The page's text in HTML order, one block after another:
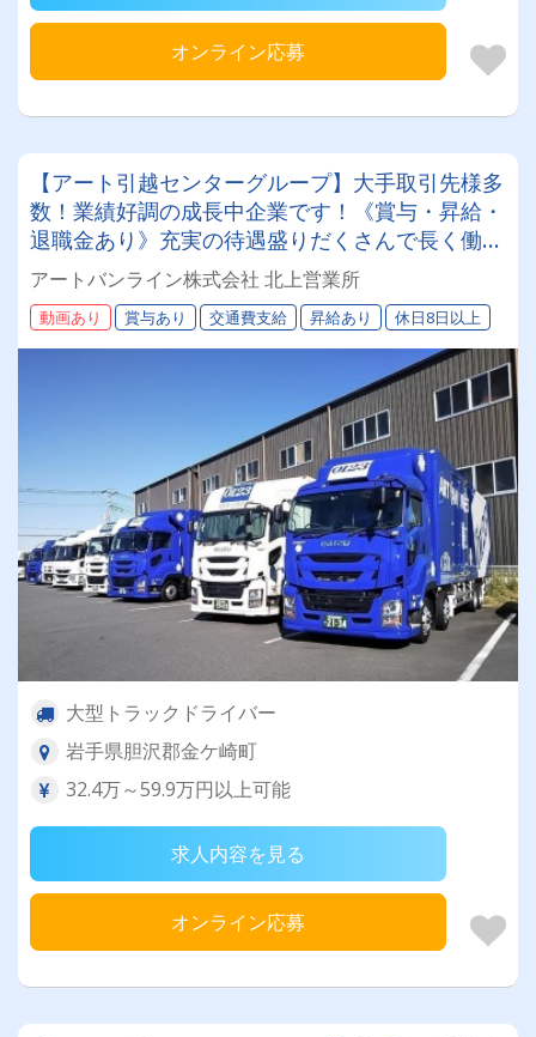
オンライン応募
【アート引越センターグループ】大手取引先様多
数！業績好調の成長中企業です！《賞与・昇給・
退職金あり》充実の待遇盛りだくさんで長く働け
ます！《大型ドライバー》★未経験ＯＫ★仕事と
プライベートの両立が叶う環境です♪【紹介者制
度あり！】
アートバンライン株式会社 北上営業所
動画あり 賞与あり 交通費支給 昇給あり 休日8日以上
大型トラックドライバー
岩手県胆沢郡金ケ崎町
32.4万～59.9万円以上可能
求人内容を見る
オンライン応募